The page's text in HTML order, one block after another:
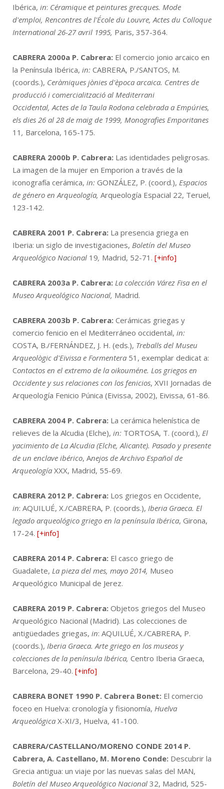
Ibérica, in: Céramique et peintures grecques. Mode
d'emploi, Rencontres de l'École du Louvre, Actes du Colloque
International 26-27 avril 1995, Paris, 357-364.
CABRERA 2000a P. Cabrera: El comercio jonio arcaico en
la Península Ibérica, in: CABRERA, P./SANTOS, M.
(coords.), Ceràmiques jònies d'època arcaica. Centres de
producció i comercialització al Mediterrani
Occidental, Actes de la Taula Rodona celebrada a Empúries,
els dies 26 al 28 de maig de 1999, Monografies Emporitanes
11 , Barcelona, 165-175.
CABRERA 2000b P. Cabrera: Las identidades peligrosas.
La imagen de la mujer en Emporion a través de la
iconografía cerámica, in: GONZÁLEZ, P. (coord.), Espacios
de género en Arqueología, Arqueología Espacial 22, Teruel,
123-142.
CABRERA 2001 P. Cabrera: La presencia griega en
Iberia: un siglo de investigaciones, Boletín del Museo
Arqueológico Nacional 19, Madrid, 52-71. [+info]
CABRERA 2003a P. Cabrera: La colección Várez Fisa en el
Museo Arqueológico Nacional, Madrid.
CABRERA 2003b P. Cabrera: Cerámicas griegas y
comercio fenicio en el Mediterráneo occidental, in:
COSTA, B./FERNÁNDEZ, J. H. (eds.), Treballs del Museu
Arqueològic d'Eivissa e Formentera 51, exemplar dedicat a:
Contactos en el extremo de la oikouméne. Los griegos en
Occidente y sus relaciones con los fenicios, XVII Jornadas de
Arqueología Fenicio Púnica (Eivissa, 2002), Eivissa, 61-86.
CABRERA 2004 P. Cabrera: La cerámica helenística de
relieves de la Alcudia (Elche), in: TORTOSA, T. (coord.), El
yacimiento de La Alcudia (Elche, Alicante). Pasado y presente
de un enclave ibérico, Anejos de Archivo Español de
Arqueología XXX, Madrid, 55-69.
CABRERA 2012 P. Cabrera: Los griegos en Occidente,
in: AQUILUÉ, X./CABRERA, P. (coords.), Iberia Graeca. El
legado arqueológico griego en la península Ibérica, Girona,
17-24. [+info]
CABRERA 2014 P. Cabrera: El casco griego de
Guadalete, La pieza del mes, mayo 2014, Museo
Arqueológico Municipal de Jerez.
CABRERA 2019 P. Cabrera: Objetos griegos del Museo
Arqueológico Nacional (Madrid). Las colecciones de
antigüedades griegas, in: AQUILUÉ, X./CABRERA, P.
(coords.), Iberia Graeca. Arte griego en los museos y
colecciones de la península Ibérica, Centro Iberia Graeca,
Barcelona, 29-40. [+info]
CABRERA BONET 1990 P. Cabrera Bonet: El comercio
foceo en Huelva: cronología y fisionomía, Huelva
Arqueológica X-XI/3, Huelva, 41-100.
CABRERA/CASTELLANO/MORENO CONDE 2014 P.
Cabrera, A. Castellano, M. Moreno Conde: Descubrir la
Grecia antigua: un viaje por las nuevas salas del MAN,
Boletín del Museo Arqueológico Nacional 32, Madrid, 525-